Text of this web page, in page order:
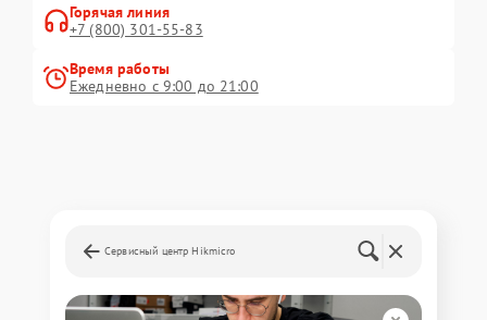
Горячая линия
+7 (800) 301-55-83
Время работы
Ежедневно с 9:00 до 21:00
Сервисный центр Hikmicro